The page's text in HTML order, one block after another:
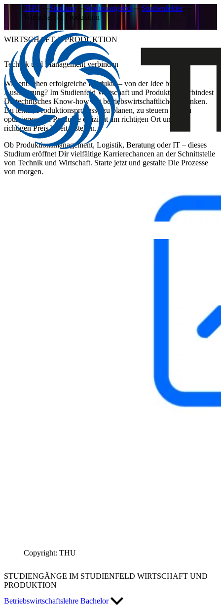
THU Studium Studienangebot
Studienfelder
Wirtschaft & Produktion
WIRTSCHAFT & PRODUKTION
Technik und Management verbinden
Wie entstehen erfolgreiche Produkte – von der Idee bis zur
Auslieferung? Im Studienfeld Wirtschaft und Produktion verbindest
Du technisches Know-how mit betriebswirtschaftlichem Denken.
Du lernst, Produktionsprozesse zu planen, zu steuern und zu
optimieren und Produkte effizient am richtigen Ort und zum
richtigen Preis bereitzustellen.
Ob Produktionsmanagement, Logistik, Beratung oder IT – dieses
Studium eröffnet Dir vielfältige Karrierechancen an der Schnittstelle
von Technik und Wirtschaft. Starte jetzt und gestalte Die Prozesse
von morgen.
Copyright: THU
STUDIENGÄNGE IM STUDIENFELD WIRTSCHAFT UND
PRODUKTION
Betriebswirtschaftslehre Bachelor